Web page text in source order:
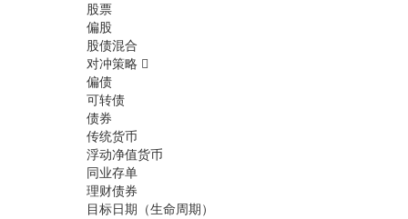
股票
偏股
股债混合
对冲策略
偏债
可转债
债券
传统货币
浮动净值货币
同业存单
理财债券
目标日期（生命周期）